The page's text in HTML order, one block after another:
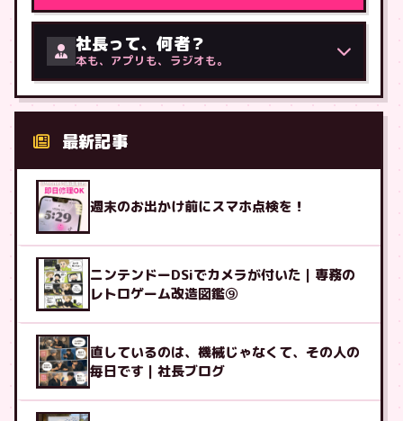
社長って、何者？
本も、アプリも、ラジオも。
最新記事
週末のお出かけ前にスマホ点検を！
ニンテンドーDSiでカメラが付いた｜専務の
レトロゲーム改造図鑑⑨
直しているのは、機械じゃなくて、その人の
毎日です｜社長ブログ